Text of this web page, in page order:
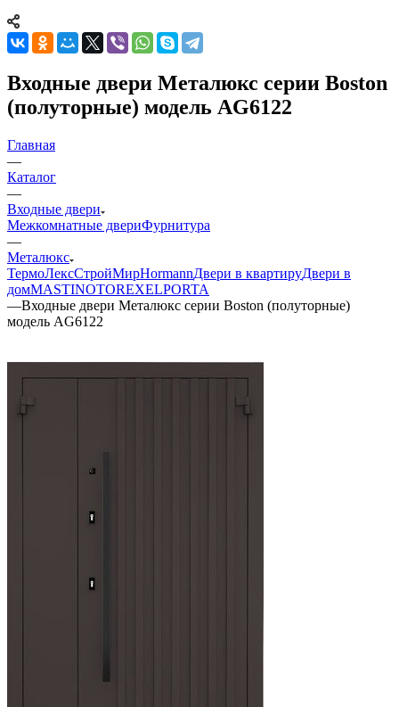
Входные двери Металюкс серии Boston
(полуторные) модель AG6122
Главная
—
Каталог
—
Входные двери
Межкомнатные двериФурнитура
—
Металюкс
ТермоЛексСтройМирHormannДвери в квартируДвери в
домMASTINOTOREXELPORTA
—Входные двери Металюкс серии Boston (полуторные)
модель AG6122